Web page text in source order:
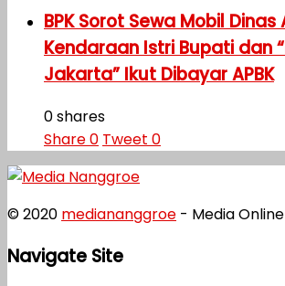
BPK Sorot Sewa Mobil
Kendaraan Istri Bupati dan
Jakarta” Ikut Dibayar APBK
0 shares
Share0 Tweet 0
© 2020 mediananggroe - Media
Navigate Site